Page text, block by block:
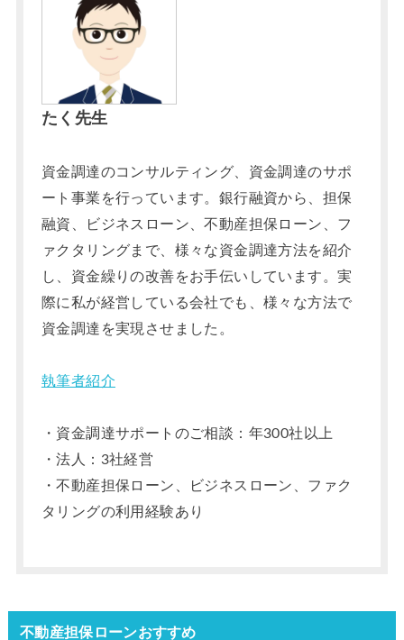
たく先生
資金調達のコンサルティング、資金調達のサポ
ート事業を行っています。銀行融資から、担保
融資、ビジネスローン、不動産担保ローン、フ
ァクタリングまで、様々な資金調達方法を紹介
し、資金繰りの改善をお手伝いしています。実
際に私が経営している会社でも、様々な方法で
資金調達を実現させました。
執筆者紹介
・資金調達サポートのご相談：年300社以上
・法人：3社経営
・不動産担保ローン、ビジネスローン、ファク
タリングの利用経験あり
不動産担保ローンおすすめ